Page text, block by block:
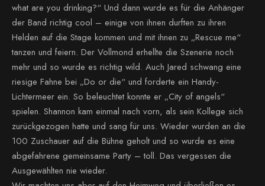
what are you drinking?“ Und dann wurde es für die Anhänger
der Band richtig cool – einige von ihnen durften zu ihren
Helden auf die Stage kommen und mit ihnen zu „Rescue me“
tanzen und feiern. Der Vollmond erhellte die Szenerie noch
mehr und so wurde es richtig wild. Auch Jared schwang eine
riesige Fahne bei „Do or die“ und forderte ein Handy-
Lichtermeer ein. So beleuchtet konnte er „City of angels“
spielen. Shannon kam einmal nach vorn, als sein Kollege sich
zurückgezogen hatte und sang für uns. Wieder wurden an die
100 Zuschauer auf die Bühne geholt und so wurde es eine
abgefahrene gemeinsame Party – toll. Das vergessen die
Ausgewählten nie wieder.